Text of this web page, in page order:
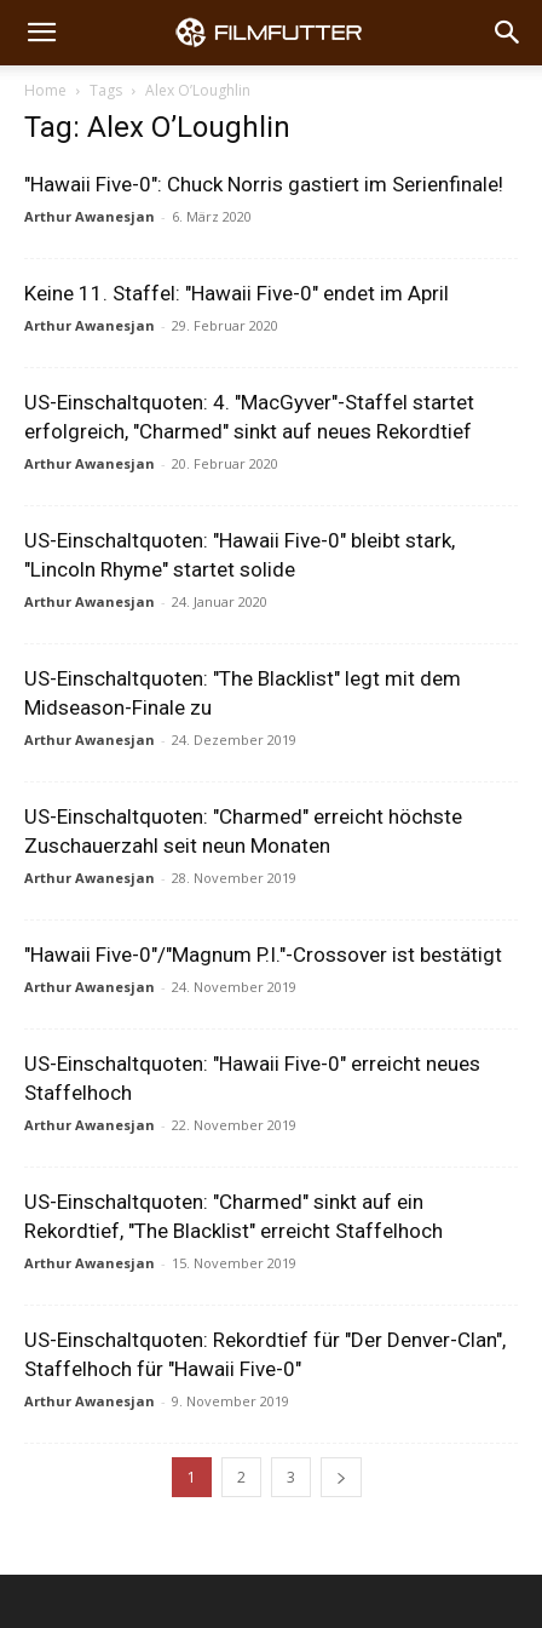
Home Tags Alex O’Loughlin
Tag: Alex O’Loughlin
"Hawaii Five-0": Chuck Norris gastiert im Serienfinale!
Arthur Awanesjan - 6. März 2020
Keine 11. Staffel: "Hawaii Five-0" endet im April
Arthur Awanesjan - 29. Februar 2020
US-Einschaltquoten: 4. "MacGyver"-Staffel startet
erfolgreich, "Charmed" sinkt auf neues Rekordtief
Arthur Awanesjan - 20. Februar 2020
US-Einschaltquoten: "Hawaii Five-0" bleibt stark,
"Lincoln Rhyme" startet solide
Arthur Awanesjan - 24. Januar 2020
US-Einschaltquoten: "The Blacklist" legt mit dem
Midseason-Finale zu
Arthur Awanesjan - 24. Dezember 2019
US-Einschaltquoten: "Charmed" erreicht höchste
Zuschauerzahl seit neun Monaten
Arthur Awanesjan - 28. November 2019
"Hawaii Five-0″/"Magnum P.I."-Crossover ist bestätigt
Arthur Awanesjan - 24. November 2019
US-Einschaltquoten: "Hawaii Five-0" erreicht neues
Staffelhoch
Arthur Awanesjan - 22. November 2019
US-Einschaltquoten: "Charmed" sinkt auf ein
Rekordtief, "The Blacklist" erreicht Staffelhoch
Arthur Awanesjan - 15. November 2019
US-Einschaltquoten: Rekordtief für "Der Denver-Clan",
Staffelhoch für "Hawaii Five-0"
Arthur Awanesjan - 9. November 2019
1 2 3